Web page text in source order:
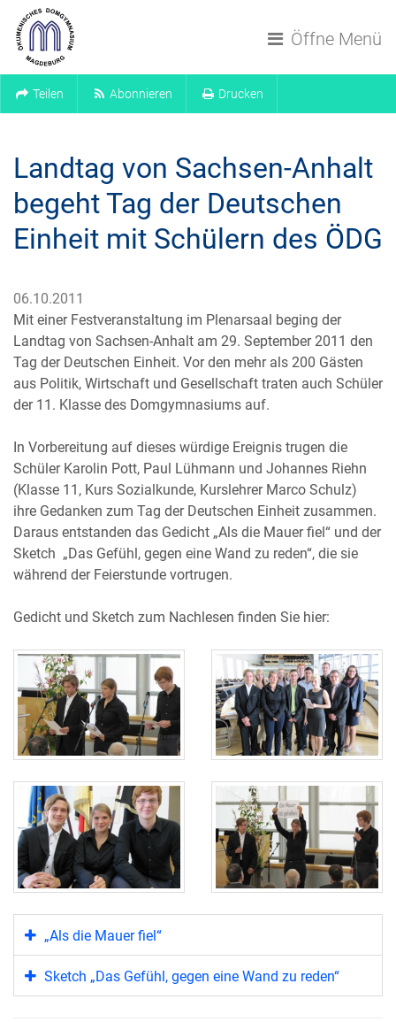
Öffne Menü
Teilen Abonnieren Drucken
Landtag von Sachsen-Anhalt
begeht Tag der Deutschen
Einheit mit Schülern des ÖDG
06.10.2011
Mit einer Festveranstaltung im Plenarsaal beging der
Landtag von Sachsen-Anhalt am 29. September 2011 den
Tag der Deutschen Einheit. Vor den mehr als 200 Gästen
aus Politik, Wirtschaft und Gesellschaft traten auch Schüler
der 11. Klasse des Domgymnasiums auf.
In Vorbereitung auf dieses würdige Ereignis trugen die
Schüler Karolin Pott, Paul Lühmann und Johannes Riehn
(Klasse 11, Kurs Sozialkunde, Kurslehrer Marco Schulz)
ihre Gedanken zum Tag der Deutschen Einheit zusammen.
Daraus entstanden das Gedicht „Als die Mauer fiel“ und der
Sketch „Das Gefühl, gegen eine Wand zu reden“, die sie
während der Feierstunde vortrugen.
Gedicht und Sketch zum Nachlesen finden Sie hier:
„Als die Mauer fiel“
Sketch „Das Gefühl, gegen eine Wand zu reden“